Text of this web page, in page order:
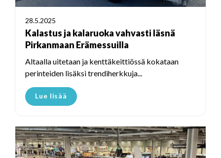
28.5.2025
Kalastus ja kalaruoka vahvasti läsnä
Pirkanmaan Erämessuilla
Altaalla uitetaan ja kenttäkeittiössä kokataan
perinteiden lisäksi trendiherkkuja...
Lue lisää